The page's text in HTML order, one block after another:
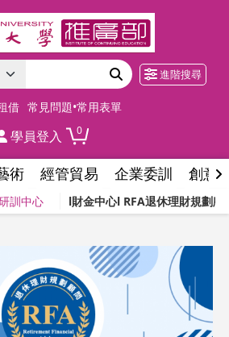
進階搜尋
借 常見問題•常用表單
學員登入 0
術 經管貿易 企業委訓 創意
訓中心 l財金中心l RFA退休理財規劃顧